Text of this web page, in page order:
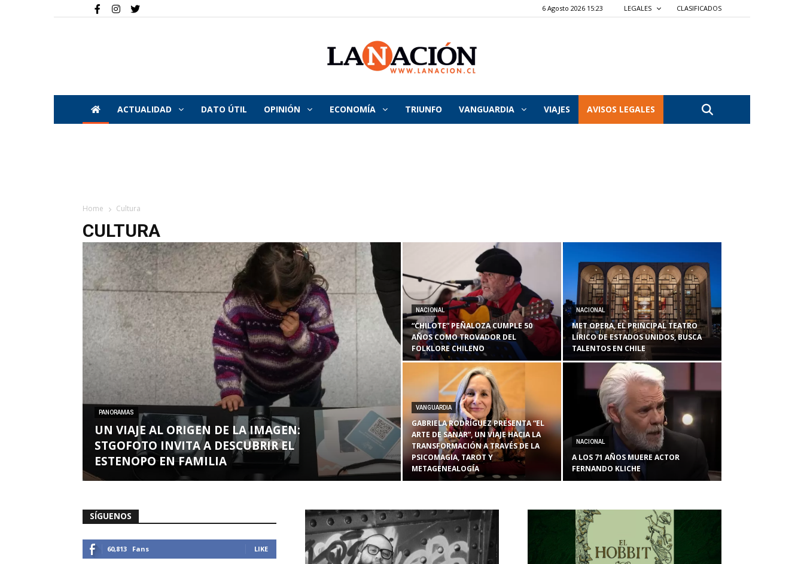
6 Agosto 2026 15:23 LEGALES CLASIFICADOS
La
ACTUALIDAD DATO ÚTIL OPINIÓN ECONOMÍA TRIUNFO VANGUARDIA VIAJES AVISOS LEGALES
Home Cultura
CULTURA
PANORAMAS
UN VIAJE AL ORIGEN DE LA IMAGEN:
STGOFOTO INVITA A DESCUBRIR EL
ESTENOPO EN FAMILIA
NACIONAL
“CHILOTE” PEÑALOZA CUMPLE 50
AÑOS COMO TROVADOR DEL
FOLKLORE CHILENO
NACIONAL
MET OPERA, EL PRINCIPAL TEATRO
LÍRICO DE ESTADOS UNIDOS, BUSCA
TALENTOS EN CHILE
VANGUARDIA
GABRIELA RODRÍGUEZ PRESENTA “EL
ARTE DE SANAR”, UN VIAJE HACIA LA
TRANSFORMACIÓN A TRAVÉS DE LA
PSICOMAGIA, TAROT Y
METAGENEALOGÍA
NACIONAL
A LOS 71 AÑOS MUERE ACTOR
FERNANDO KLICHE
SÍGUENOS
60,813 Fans LIKE